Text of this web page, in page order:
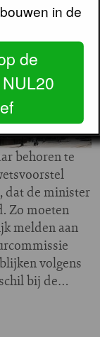
iets te
behoren te
dat de minister
Zo moeten
melden aan
volgens
bij de…
in de
de